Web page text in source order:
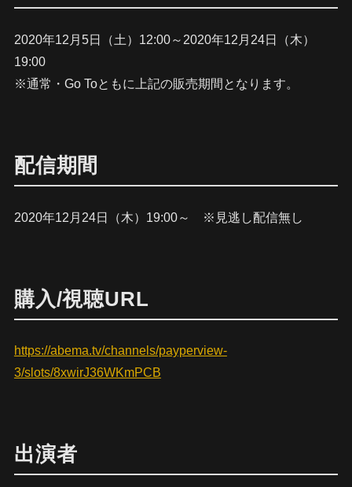
2020年12月5日（土）12:00～2020年12月24日（木）
19:00
※通常・Go Toともに上記の販売期間となります。
配信期間
2020年12月24日（木）19:00～ ※見逃し配信無し
購入/視聴URL
https://abema.tv/channels/payperview-
3/slots/8xwirJ36WKmPCB
出演者